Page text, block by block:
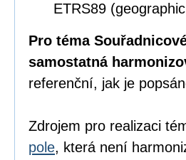
ETRS89
Pro téma
samostatná
referenční, jak je
Zdrojem pro realizaci
pole, která není